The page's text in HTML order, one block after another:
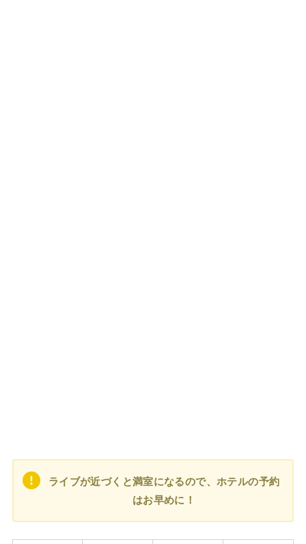
ライブが近づくと満室になるので、ホテルの予約
はお早めに！